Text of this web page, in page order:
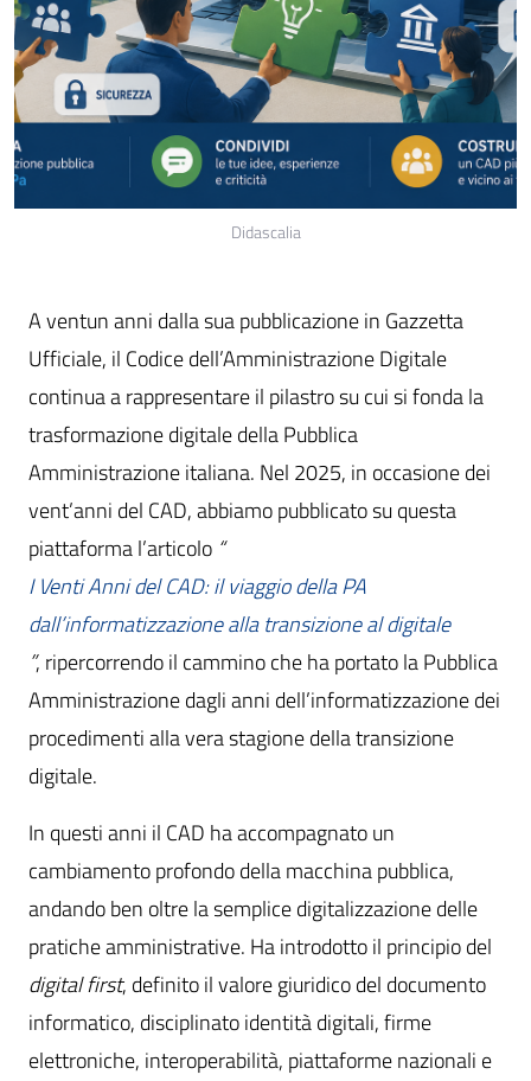
Didascalia
A ventun anni dalla sua pubblicazione in Gazzetta
Ufficiale, il Codice dell’Amministrazione Digitale
continua a rappresentare il pilastro su cui si fonda la
trasformazione digitale della Pubblica
Amministrazione italiana. Nel 2025, in occasione dei
vent’anni del CAD, abbiamo pubblicato su questa
piattaforma l’articolo “
I Venti Anni del CAD: il viaggio della PA
dall’informatizzazione alla transizione al digitale
”, ripercorrendo il cammino che ha portato la Pubblica
Amministrazione dagli anni dell’informatizzazione dei
procedimenti alla vera stagione della transizione
digitale.
In questi anni il CAD ha accompagnato un
cambiamento profondo della macchina pubblica,
andando ben oltre la semplice digitalizzazione delle
pratiche amministrative. Ha introdotto il principio del
digital first, definito il valore giuridico del documento
informatico, disciplinato identità digitali, firme
elettroniche, interoperabilità, piattaforme nazionali e